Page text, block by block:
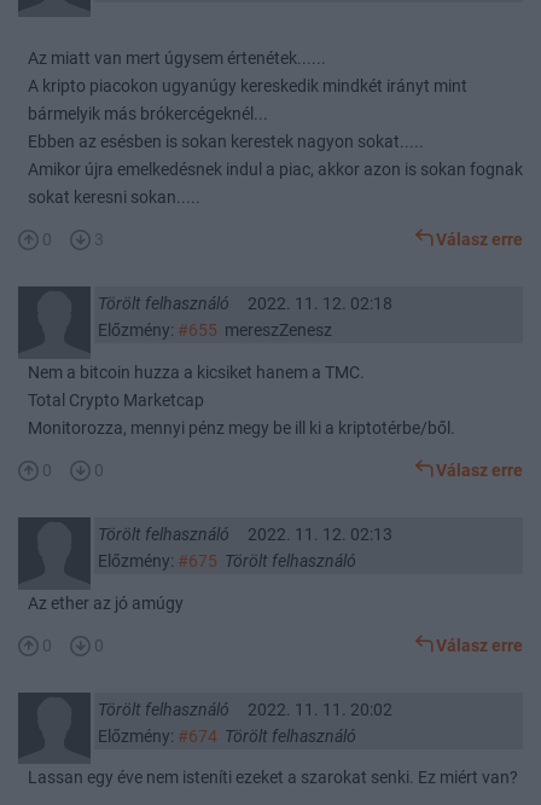
Az miatt van mert úgysem értenétek......
A kripto piacokon ugyanúgy kereskedik mindkét irányt mint
bármelyik más brókercégeknél...
Ebben az esésben is sokan kerestek nagyon sokat.....
Amikor újra emelkedésnek indul a piac, akkor azon is sokan fognak
sokat keresni sokan.....
0 3 Válasz erre
Törölt felhasználó
2022. 11. 12. 02:18
Előzmény: #655 mereszZenesz
Nem a bitcoin huzza a kicsiket hanem a TMC.
Total Crypto Marketcap
Monitorozza, mennyi pénz megy be ill ki a kriptotérbe/ből.
0 0 Válasz erre
Törölt felhasználó
2022. 11. 12. 02:13
Előzmény: #675 Törölt felhasználó
Az ether az jó amúgy
0 0 Válasz erre
Törölt felhasználó
2022. 11. 11. 20:02
Előzmény: #674 Törölt felhasználó
Lassan egy éve nem isteníti ezeket a szarokat senki. Ez miért van?